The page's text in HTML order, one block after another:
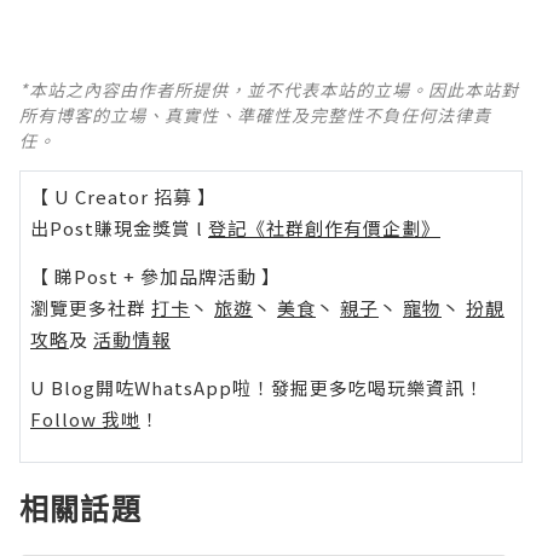
*本站之內容由作者所提供，並不代表本站的立場。因此本站對
所有博客的立場、真實性、準確性及完整性不負任何法律責
任。
【 U Creator 招募 】
出Post賺現金獎賞 l 登記《社群創作有價企劃》
【 睇Post + 參加品牌活動 】
瀏覽更多社群 打卡 丶 旅遊 丶 美食 丶 親子 丶 寵物 丶 扮靚
攻略及 活動情報
U Blog開咗WhatsApp啦！發掘更多吃喝玩樂資訊！
Follow 我哋 ！
相關話題